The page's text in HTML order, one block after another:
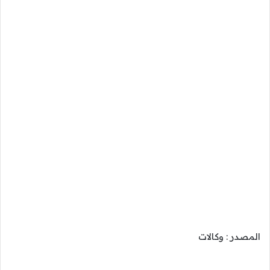
المصدر : وكالات